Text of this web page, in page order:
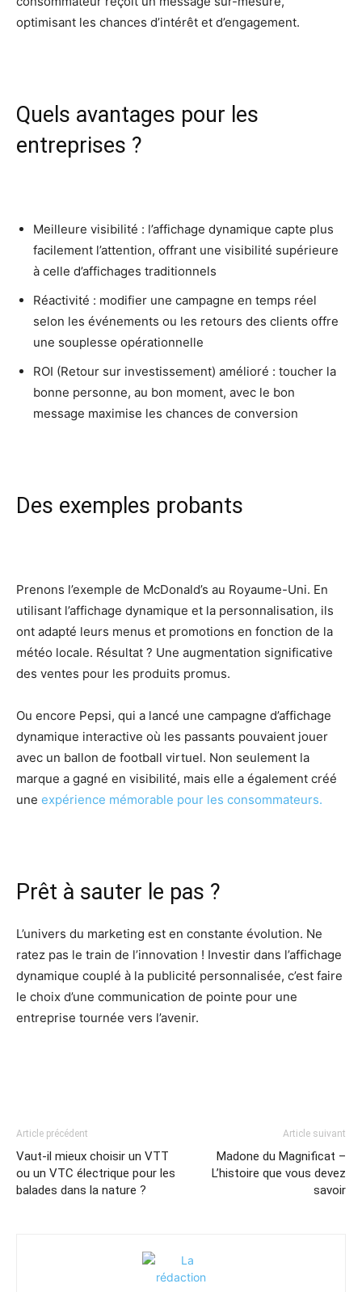
optimisant les chances d’intérêt et d’engagement.
Quels avantages pour les
entreprises ?
Meilleure visibilité : l’affichage dynamique capte plus
facilement l’attention, offrant une visibilité supérieure
à celle d’affichages traditionnels
Réactivité : modifier une campagne en temps réel
selon les événements ou les retours des clients offre
une souplesse opérationnelle
ROI (Retour sur investissement) amélioré : toucher la
bonne personne, au bon moment, avec le bon
message maximise les chances de conversion
Des exemples probants
Prenons l’exemple de McDonald’s au Royaume-Uni. En
utilisant l’affichage dynamique et la personnalisation, ils
ont adapté leurs menus et promotions en fonction de la
météo locale. Résultat ? Une augmentation significative
des ventes pour les produits promus.
Ou encore Pepsi, qui a lancé une campagne d’affichage
dynamique interactive où les passants pouvaient jouer
avec un ballon de football virtuel. Non seulement la
marque a gagné en visibilité, mais elle a également créé
une expérience mémorable pour les consommateurs.
Prêt à sauter le pas ?
L’univers du marketing est en constante évolution. Ne
ratez pas le train de l’innovation ! Investir dans l’affichage
dynamique couplé à la publicité personnalisée, c’est faire
le choix d’une communication de pointe pour une
entreprise tournée vers l’avenir.
Article précédent
Vaut-il mieux choisir un VTT
ou un VTC électrique pour les
balades dans la nature ?
Article suivant
Madone du Magnificat –
L’histoire que vous devez
savoir